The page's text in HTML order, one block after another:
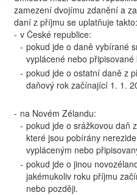
zamezení dvojímu zdanění a
daní z příjmu se uplatňuje takto:
- v České republice:
- pokud jde o daně vybírané
vyplácené nebo
- pokud jde o ostatní daně z
daňový rok začínající 1. 1.
- na Novém Zélandu:
- pokud jde o srážkovou daň
které jsou pobírány
vypláceným nebo
- pokud jde o jinou
jakémukoliv roku příjmu
nebo později.